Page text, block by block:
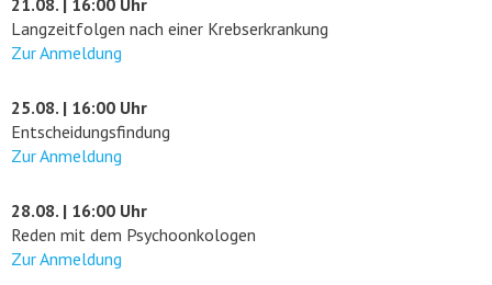
21.08. | 16:00 Uhr
Langzeitfolgen nach einer Krebserkrankung
Zur Anmeldung
25.08. | 16:00 Uhr
Entscheidungsfindung
Zur Anmeldung
28.08. | 16:00 Uhr
Reden mit dem Psychoonkologen
Zur Anmeldung